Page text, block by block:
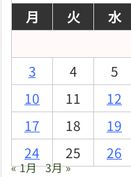
月
火 水
3
4 5
10
11 12
17
18 19
24
25 26
« 1月 3月 »